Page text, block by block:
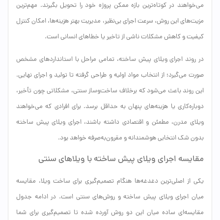
می‌خواهند در کوتاه‌ترین بازه ممکن پروژه خود را تحویل بگیرند. مهم‌ترین
مزیت‌های این روش، سرعت اجرای بی‌نظیر، مدیریت بهتر هزینه‌ها، امکان کنترل
کیفیت و کاهش مشکلات ناشی از تاخیر یا خطاهای انسانی است.
در روند اجرای ویلای پیش ساخته، تمامی مراحل با استانداردهای مشخص
صورت می‌گیرد؛ از انتخاب مواد اولیه و طراحی گرفته تا تولید و اجرای نهایی.
این روند باعث می‌شود که برخلاف ساخت‌وساز سنتی، مشکلاتی چون تأخیر،
دوباره‌کاری یا هزینه‌های پنهان به حداقل برسد. برای افرادی که می‌خواهند
ویلای مدرن، مطمئن و اقتصادی داشته باشند، اجرای ویلای پیش ساخته
بدون شک انتخابی هوشمندانه و مقرون‌به‌صرفه خواهد بود.
مقایسه اجرای ویلای پیش ساخته با ویلاهای سنتی
یکی از اصلی‌ترین دغدغه‌ها هنگام تصمیم‌گیری برای ساخت ویلا، مقایسه
میان اجرای ویلای پیش ساخته و روش‌های سنتی است. در ادامه جدول
مقایسه‌ای ساده میان این دو روش آورده شده تا تصمیم‌گیری برای شما